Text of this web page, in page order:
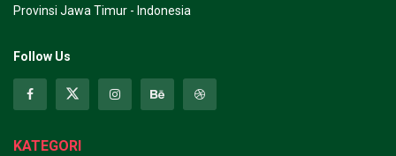
Provinsi Jawa Timur - Indonesia
Follow Us
KATEGORI